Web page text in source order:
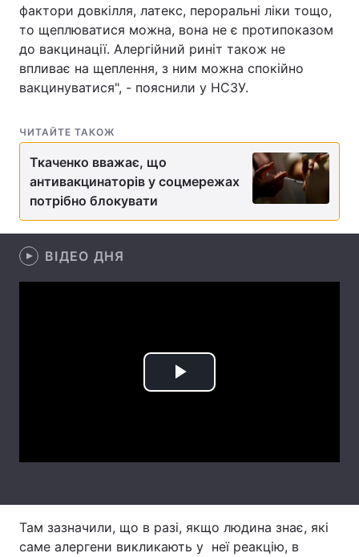
Цікавинки Погода
Екологія Регіони
Лонгріди
Відео з Youtube
Інтерв'ю
Архів
фактори довкілля, латекс, пероральні ліки тощо,
то щеплюватися можна, вона не є протипоказом
до вакцинації. Алергійний риніт також не
впливає на щеплення, з ним можна спокійно
вакцинуватися", - пояснили у НСЗУ.
ЧИТАЙТЕ ТАКОЖ
Ткаченко вважає, що
антивакцинаторів у соцмережах
потрібно блокувати
ВІДЕО ДНЯ
Play
Там зазначили, що в разі, якщо людина знає, які
саме алергени викликають у неї реакцію, в